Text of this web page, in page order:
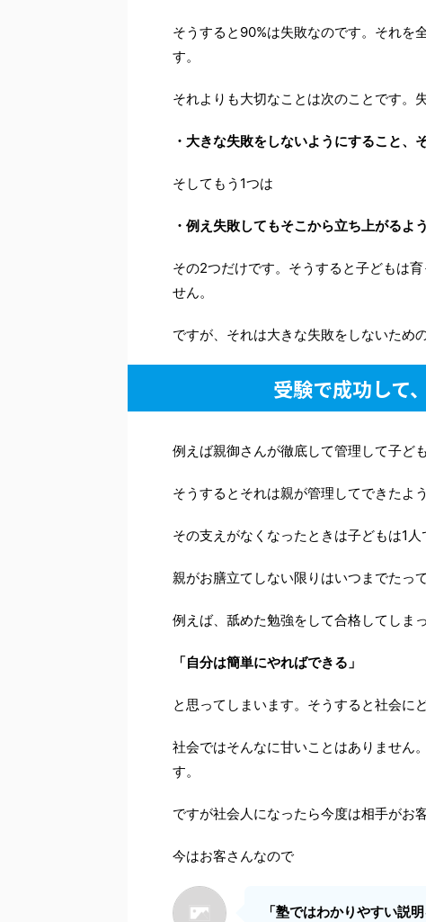
そうすると90%は失敗なのです。それを
す。
それよりも大切なことは次のことです。
・大きな失敗をしないようにすること、
そしてもう1つは
・例え失敗してもそこから立ち上がるよ
その2つだけです。そうすると子どもは
せん。
ですが、それは大きな失敗をしないため
受験で成功して
例えば親御さんが徹底して管理して子ど
そうするとそれは親が管理してできたよ
その支えがなくなったときは子どもは1人
親がお膳立てしない限りはいつまでたっ
例えば、舐めた勉強をして合格してしま
「自分は簡単にやればできる」
と思ってしまいます。そうすると社会に
社会ではそんなに甘いことはありません
す。
ですが社会人になったら今度は相手がお
今はお客さんなので
「塾ではわかりやすい説